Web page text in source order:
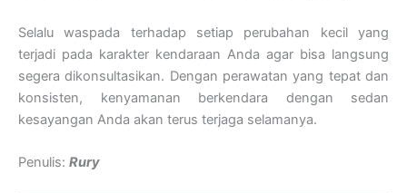
Selalu waspada terhadap setiap perubahan kecil yang
terjadi pada karakter kendaraan Anda agar bisa langsung
segera dikonsultasikan. Dengan perawatan yang tepat dan
konsisten, kenyamanan berkendara dengan sedan
kesayangan Anda akan terus terjaga selamanya.
Penulis: Rury